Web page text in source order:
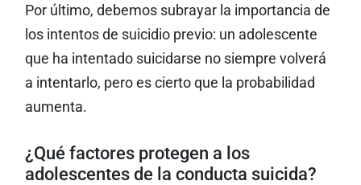
Por último, debemos subrayar la importancia de
los intentos de suicidio previo: un adolescente
que ha intentado suicidarse no siempre volverá
a intentarlo, pero es cierto que la probabilidad
aumenta.
¿Qué factores protegen a los
adolescentes de la conducta suicida?